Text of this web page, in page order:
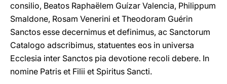
consilio, Beatos Raphaëlem Guízar Valencia, Philippum
Smaldone, Rosam Venerini et Theodoram Guérin
Sanctos esse decernimus et definimus, ac Sanctorum
Catalogo adscribimus, statuentes eos in universa
Ecclesia inter Sanctos pia devotione recoli debere. In
nomine Patris et Filii et Spiritus Sancti.